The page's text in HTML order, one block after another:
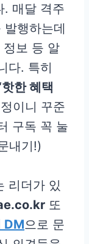
. 매달 격주
발행하는데
정보 등 알
다. 특히
‘핫한 혜택
이니 꾸준
구독 꼭 눌
내기!)
리더가 있
또
DM으로 문